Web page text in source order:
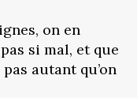
on en
si mal, et que
autant qu’on